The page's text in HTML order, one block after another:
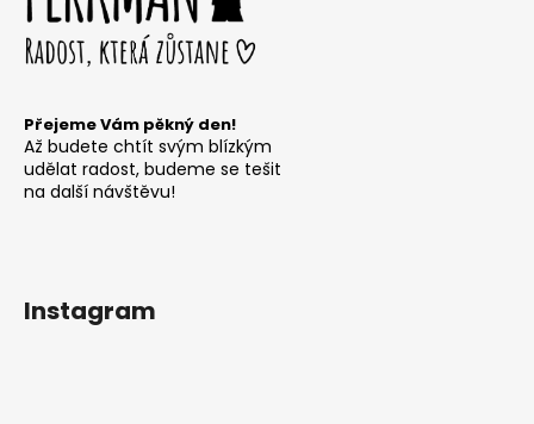
Přejeme Vám pěkný den!
Až budete chtít svým blízkým
udělat radost, budeme se tešit
na další návštěvu!
Instagram